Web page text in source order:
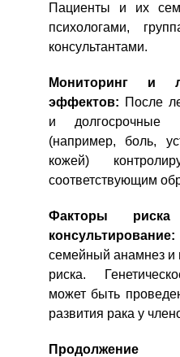
Пациенты и их
психологами,
консультантами.
Мониторинг и
эффектов: После
и долгосрочные
(например, боль,
кожей)
соответствующим
Факторы риска
консультирование:
семейный анамнез и
риска.
может быть
развития рака у
Продолжение